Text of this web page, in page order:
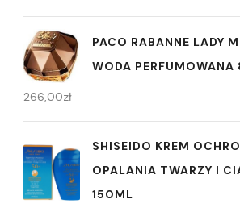
PACO RABANNE LADY
WODA
266,00zł
SHISEIDO KREM
OPALANIA TWARZY I
150ML